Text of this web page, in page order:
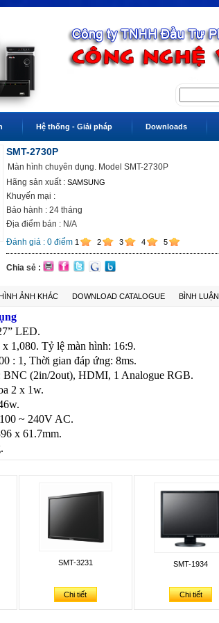
Hệ thống - Giải pháp Downloads
SMT-2730P
Màn hình chuyên dụng. Model SMT-2730P
Hãng sản xuất : SAMSUNG
Khuyến mại :
Bảo hành : 24 tháng
Địa điểm bán : N/A
Đánh giá : 0 điểm 1 2 3 4 5
Chia sẻ :
ẢNH KHÁC DOWNLOAD CATALOGUE BÌNH LUẬN
LED.
1,080. Tỷ lệ màn hình: 16:9.
: 1, Thời gian đáp ứng: 8ms.
BNC (2in/2out), HDMI, 1 Analogue RGB.
2 x 1w.
~ 240V AC.
x 61.7mm.
SMT-3231
Chi tiết
SMT-1934
Chi tiết